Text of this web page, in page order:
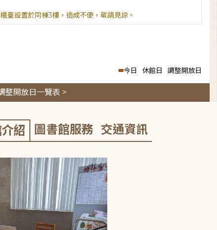
臺設置於同棟3樓，造成不便，敬請見諒。
今日 休館日 調整開放日
整開放日一覽表 >
紹 圖書館服務 交通資訊